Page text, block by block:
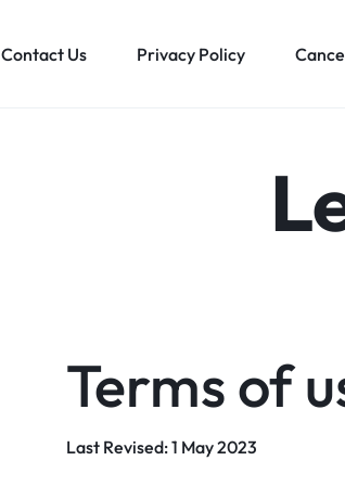
Contact Us Privacy Policy
Terms of
Last Revised: 1 May 2023